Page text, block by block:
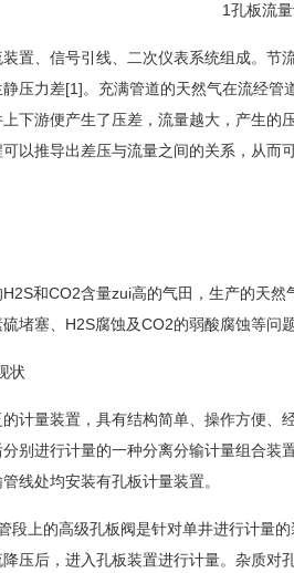
1孔板流量
、信号引线、二次仪表系统组成。节
压力差[1]。充满管道的天然气在流经
下游便产生了压差，流量越大，产生的
以推导出差压与流量之间的关系，从而
和CO2含量zui高的气田，生产的天然
堵塞、H2S腐蚀及CO2的弱酸腐蚀等问题
状
量装置，具有结构简单、操作方便、
别进行计量的一种分离分输计量组合装
线处均安装有孔板计量装置。
上的高级孔板阀是针对单井进行计量的
压后，进入孔板装置进行计量。杂质对